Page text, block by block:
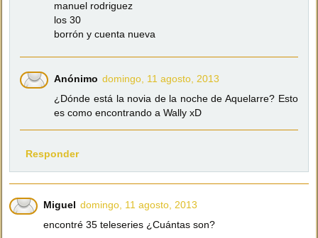
manuel rodriguez
los 30
borrón y cuenta nueva
Anónimo domingo, 11 agosto, 2013
¿Dónde está la novia de la noche de Aquelarre? Esto
es como encontrando a Wally xD
Responder
Miguel domingo, 11 agosto, 2013
encontré 35 teleseries ¿Cuántas son?